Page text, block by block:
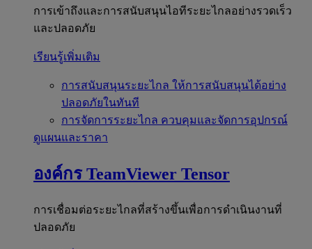
การเข้าถึงและการสนับสนุนไอทีระยะไกลอย่างรวดเร็ว
และปลอดภัย
เรียนรู้เพิ่มเติม
การสนับสนุนระยะไกล ให้การสนับสนุนได้อย่าง
ปลอดภัยในทันที
การจัดการระยะไกล ควบคุมและจัดการอุปกรณ์
ดูแผนและราคา
องค์กร TeamViewer Tensor
การเชื่อมต่อระยะไกลที่สร้างขึ้นเพื่อการดำเนินงานที่
ปลอดภัย